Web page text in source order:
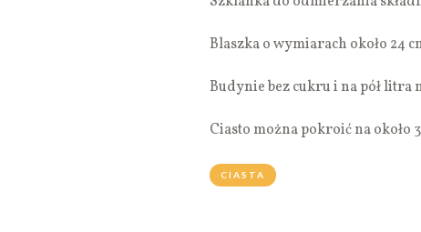
Blaszka o wymiarach około 24
Budynie bez cukru i na pół litra
Ciasto można pokroić na około
CIASTA